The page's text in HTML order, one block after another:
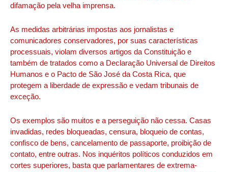
difamação pela velha imprensa.
As medidas arbitrárias impostas aos jornalistas e
comunicadores conservadores, por suas características
processuais, violam diversos artigos da Constituição e
também de tratados como a Declaração Universal de Direitos
Humanos e o Pacto de São José da Costa Rica, que
protegem a liberdade de expressão e vedam tribunais de
exceção.
Os exemplos são muitos e a perseguição não cessa. Casas
invadidas, redes bloqueadas, censura, bloqueio de contas,
confisco de bens, cancelamento de passaporte, proibição de
contato, entre outras. Nos inquéritos políticos conduzidos em
cortes superiores, basta que parlamentares de extrema-